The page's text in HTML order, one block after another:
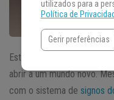
Estudar o sistema da
abrir a um mundo novo.
com o sistema de signos
utilizados para a
Política de
Gerir preferências